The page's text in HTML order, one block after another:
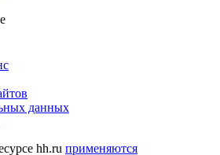
данных
hh.ru применяются